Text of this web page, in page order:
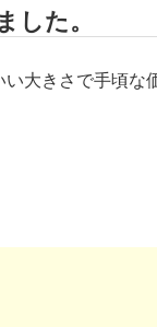
した。
大きさで手頃な